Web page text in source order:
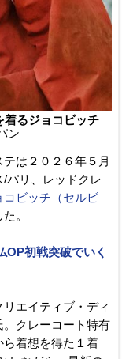
着るジョコビッチ
ン
は２０２６年５月
/パリ、レッドクレ
コビッチ（セルビ
。
OP初戦突破でいく
エイティブ・ディ
。クレーコート特有
着想を得た１着